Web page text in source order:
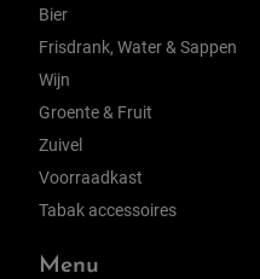
Bier
Frisdrank, Water & Sappen
Wijn
Groente & Fruit
Zuivel
Voorraadkast
Tabak accessoires
Menu